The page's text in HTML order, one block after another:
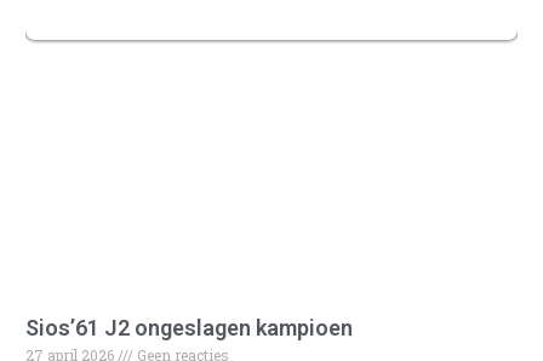
Sios’61 J2 ongeslagen kampioen
27 april 2026
Geen reacties